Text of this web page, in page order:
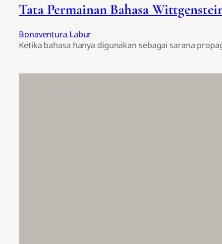
Tata Permainan Bahasa
Bonaventura Labur
Ketika bahasa hanya digunakan sebagai sarana